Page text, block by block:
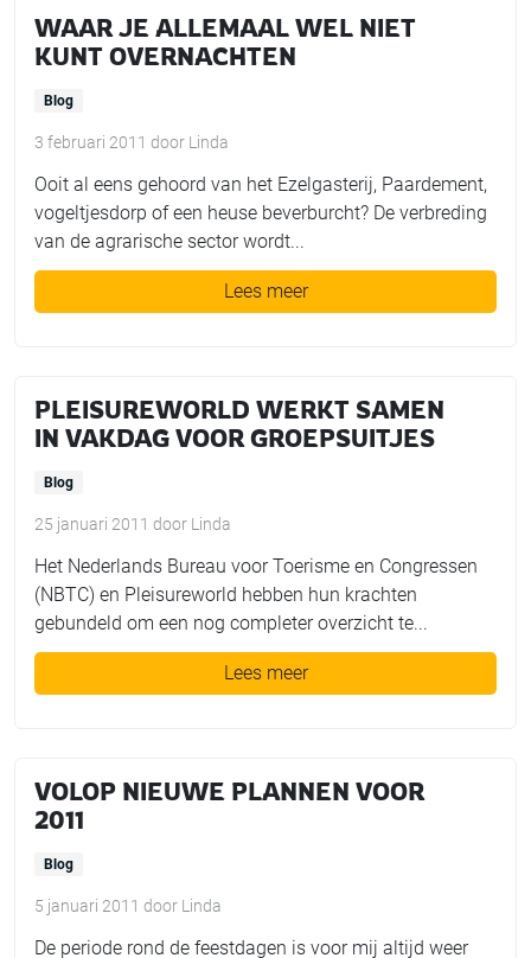
WAAR JE ALLEMAAL WEL NIET
KUNT OVERNACHTEN
Blog
3 februari 2011 door Linda
Ooit al eens gehoord van het Ezelgasterij, Paardement,
vogeltjesdorp of een heuse beverburcht? De verbreding
van de agrarische sector wordt...
Lees meer
PLEISUREWORLD WERKT SAMEN
IN VAKDAG VOOR GROEPSUITJES
Blog
25 januari 2011 door Linda
Het Nederlands Bureau voor Toerisme en Congressen
(NBTC) en Pleisureworld hebben hun krachten
gebundeld om een nog completer overzicht te...
Lees meer
VOLOP NIEUWE PLANNEN VOOR
2011
Blog
5 januari 2011 door Linda
De periode rond de feestdagen is voor mij altijd weer